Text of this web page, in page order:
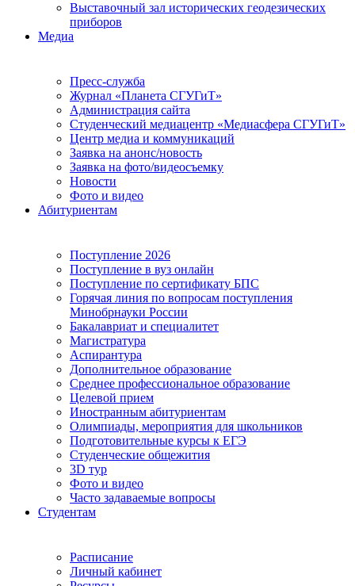
Выставочный зал исторических геодезических
приборов
Медиа
Пресс-служба
Журнал «Планета СГУГиТ»
Администрация сайта
Студенческий медиацентр «Медиасфера СГУГиТ»
Центр медиа и коммуникаций
Заявка на анонс/новость
Заявка на фото/видеосъемку
Новости
Фото и видео
Абитуриентам
Поступление 2026
Поступление в вуз онлайн
Поступление по сертификату БПС
Горячая линия по вопросам поступления
Минобрнауки России
Бакалавриат и специалитет
Магистратура
Аспирантура
Дополнительное образование
Среднее профессиональное образование
Целевой прием
Иностранным абитуриентам
Олимпиады, мероприятия для школьников
Подготовительные курсы к ЕГЭ
Студенческие общежития
3D тур
Фото и видео
Часто задаваемые вопросы
Студентам
Расписание
Личный кабинет